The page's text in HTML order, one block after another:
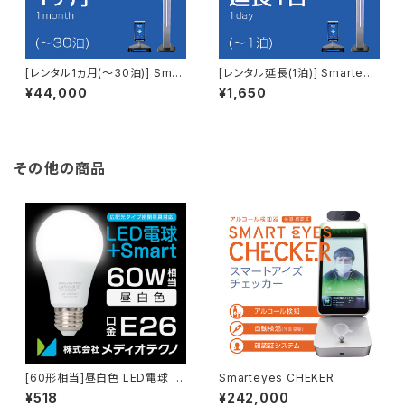
[レンタル1ヵ月(～30泊)] Smar
teyes FACE + ノーマルorデス
クスタンド
¥44,000
[レンタル延長(1泊)] Smarteye
s FACE + ノーマルorデスクス
タンド
¥1,650
その他の商品
[60形相当]昼白色 LED電球 +
Smart
¥518
Smarteyes CHEKER
¥242,000